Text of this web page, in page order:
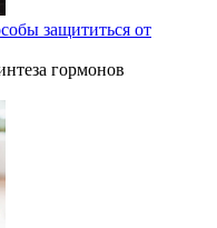
защититься от
гормонов